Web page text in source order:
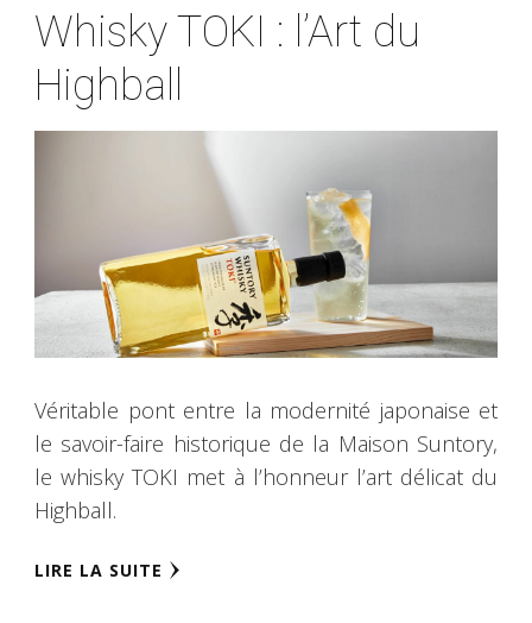
Whisky TOKI : l’Art du
Highball
Véritable pont entre la modernité japonaise et
le savoir-faire historique de la Maison Suntory,
le whisky TOKI met à l’honneur l’art délicat du
Highball.
LIRE LA SUITE